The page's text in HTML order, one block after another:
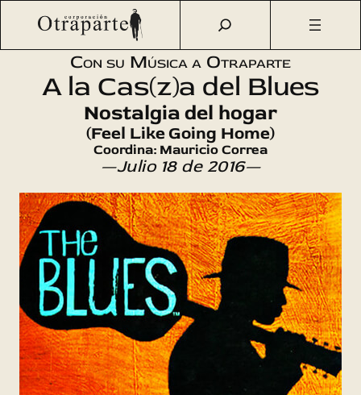
Saltar
Otraparte.org/ Agenda Cultural Música
A la Cas(z)a del
Con su Música a Otraparte
A la Cas(z)a del Blues
Nostalgia del hogar
(Feel Like Going Home)
Coordina: Mauricio Correa
—Julio 18 de 2016—